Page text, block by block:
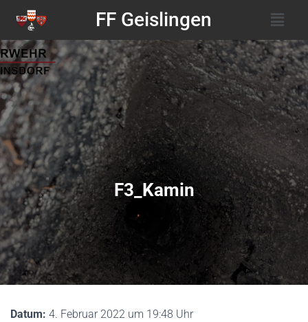
FF Geislingen
F3_Kamin
Datum: 4. Februar 2022 um 19:48 Uhr